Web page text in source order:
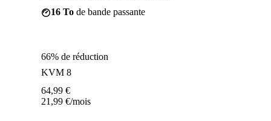
16 To de bande passante
66% de réduction
KVM 8
64,99 €
21,99 €/mois